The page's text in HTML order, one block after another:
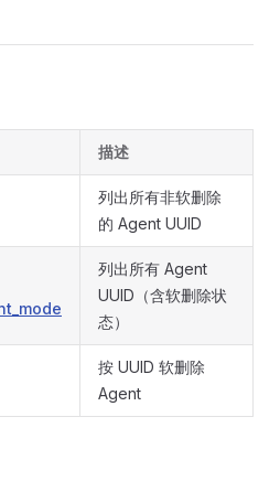
描述
列出所有非软删除
的 Agent UUID
列出所有 Agent
UUID（含软删除状
态）
按 UUID 软删除
Agent